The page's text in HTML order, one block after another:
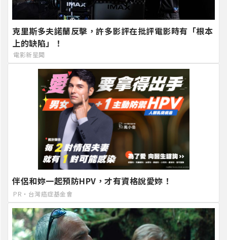
克里斯多夫諾蘭反擊，許多影評在批評電影時有「根本
上的缺陷」！
電影新星聞
伴侶和妳一起預防HPV，才有資格說愛妳！
PR・台灣癌症基金會